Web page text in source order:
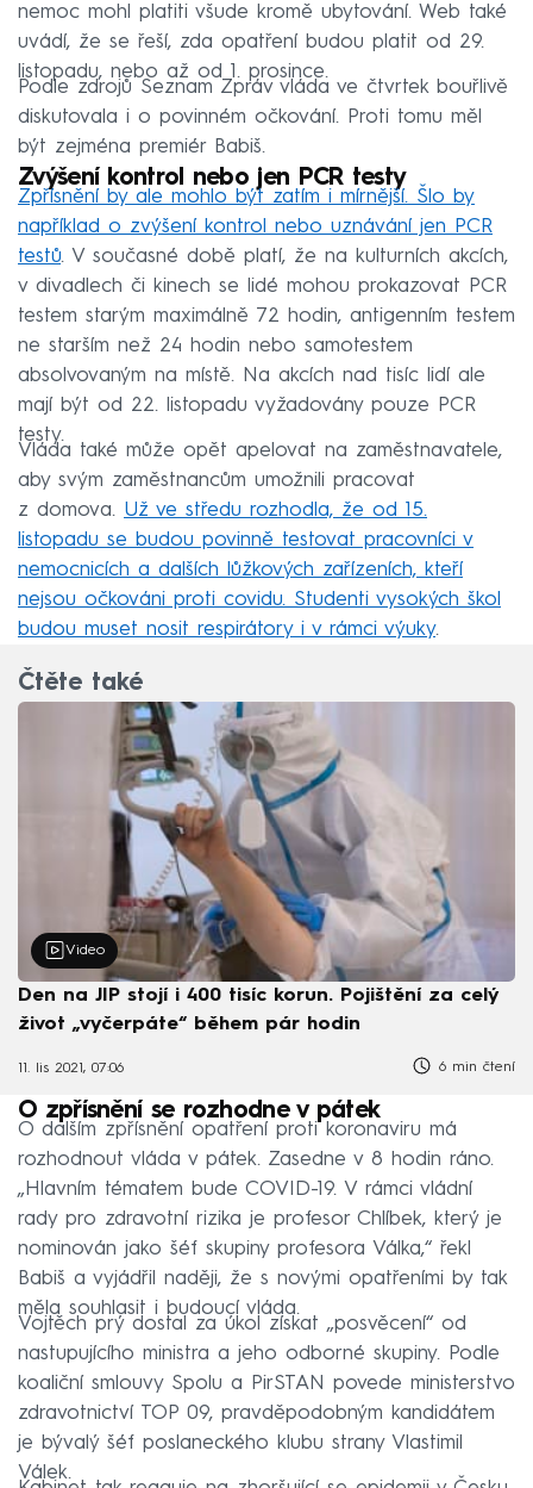
nemoc mohl platiti všude kromě ubytování. Web také
uvádí, že se řeší, zda opatření budou platit od 29.
listopadu, nebo až od 1. prosince.
Podle zdrojů Seznam Zpráv vláda ve čtvrtek bouřlivě
diskutovala i o povinném očkování. Proti tomu měl
být zejména premiér Babiš.
Zvýšení kontrol nebo jen PCR testy
Zpřísnění by ale mohlo být zatím i mírnější. Šlo by
například o zvýšení kontrol nebo uznávání jen PCR
testů. V současné době platí, že na kulturních akcích,
v divadlech či kinech se lidé mohou prokazovat PCR
testem starým maximálně 72 hodin, antigenním testem
ne starším než 24 hodin nebo samotestem
absolvovaným na místě. Na akcích nad tisíc lidí ale
mají být od 22. listopadu vyžadovány pouze PCR
testy.
Vláda také může opět apelovat na zaměstnavatele,
aby svým zaměstnancům umožnili pracovat
z domova. Už ve středu rozhodla, že od 15.
listopadu se budou povinně testovat pracovníci v
nemocnicích a dalších lůžkových zařízeních, kteří
nejsou očkováni proti covidu. Studenti vysokých škol
budou muset nosit respirátory i v rámci výuky.
Čtěte také
Video
Den na JIP stojí i 400 tisíc korun. Pojištění za celý
život „vyčerpáte“ během pár hodin
11. lis 2021, 07:06 6 min čtení
O zpřísnění se rozhodne v pátek
O dalším zpřísnění opatření proti koronaviru má
rozhodnout vláda v pátek. Zasedne v 8 hodin ráno.
„Hlavním tématem bude COVID-19. V rámci vládní
rady pro zdravotní rizika je profesor Chlíbek, který je
nominován jako šéf skupiny profesora Válka,“ řekl
Babiš a vyjádřil naději, že s novými opatřeními by tak
měla souhlasit i budoucí vláda.
Vojtěch prý dostal za úkol získat „posvěcení“ od
nastupujícího ministra a jeho odborné skupiny. Podle
koaliční smlouvy Spolu a PirSTAN povede ministerstvo
zdravotnictví TOP 09, pravděpodobným kandidátem
je bývalý šéf poslaneckého klubu strany Vlastimil
Válek.